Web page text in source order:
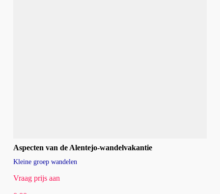
Aspecten van de Alentejo-wandelvakantie
Kleine groep wandelen
Vraag prijs aan